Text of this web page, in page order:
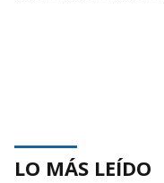
LO MÁS LEÍDO